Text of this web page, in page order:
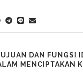
DAN FUNGSI
MENCIPTAKAN